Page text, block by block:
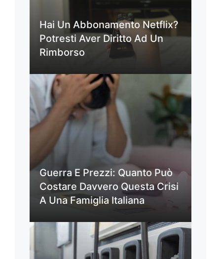
Hai Un Abbonamento Netflix?
Potresti Aver Diritto Ad Un
Rimborso
Guerra E Prezzi: Quanto Può
Costare Davvero Questa Crisi
A Una Famiglia Italiana